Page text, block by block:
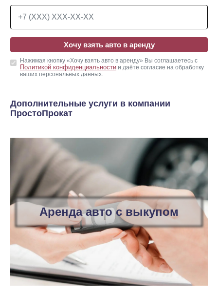
Хочу взять авто в аренду
Нажимая кнопку «Хочу взять авто в аренду» Вы соглашаетесь с
Политикой конфиденциальности и даёте согласие на обработку
ваших персональных данных.
Дополнительные услуги в компании
ПростоПрокат
Аренда авто с выкупом